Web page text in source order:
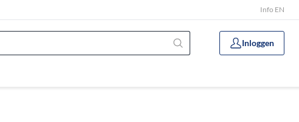
Info EN
Inloggen